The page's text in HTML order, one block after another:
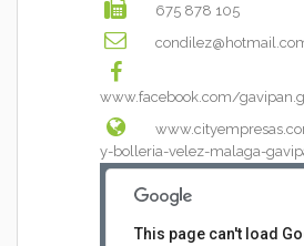
675 878 105
www.facebook.com/
y-bolleria-velez-malaga-
This page can't load